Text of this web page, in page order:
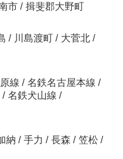
市 / 揖斐郡大野町
/ 川島渡町 / 大菅北 /
線 / 名鉄名古屋本線 /
/ 名鉄犬山線 /
納 / 手力 / 長森 / 笠松 /